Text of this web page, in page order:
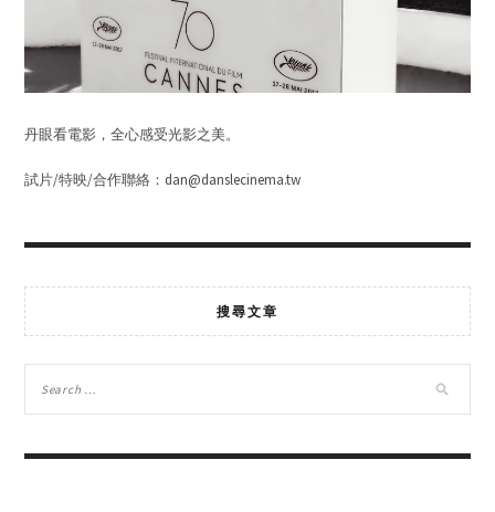
丹眼看電影，全心感受光影之美。
試片/特映/合作聯絡：dan@danslecinema.tw
搜尋文章